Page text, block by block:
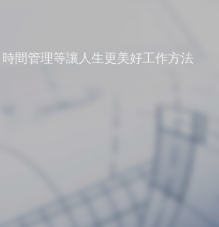
間管理等讓人生更美好工作方法